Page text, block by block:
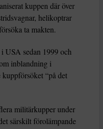
kuppen där över
helikoptrar
ta makten.
USA sedan 1999 och
inblandning i
“på det
militärkupper under
särskilt förolämpande